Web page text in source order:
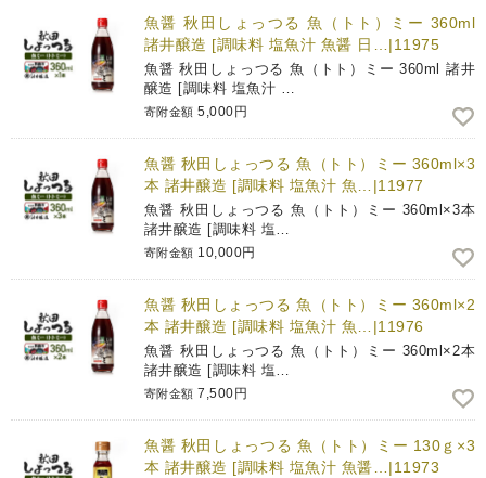
魚醤 秋田しょっつる 魚（トト）ミー 360ml
諸井醸造 [調味料 塩魚汁 魚醤 日…|11975
魚醤 秋田しょっつる 魚（トト）ミー 360ml 諸井
醸造 [調味料 塩魚汁 …
寄附金額 5,000円
魚醤 秋田しょっつる 魚（トト）ミー 360ml×3
本 諸井醸造 [調味料 塩魚汁 魚…|11977
魚醤 秋田しょっつる 魚（トト）ミー 360ml×3本
諸井醸造 [調味料 塩…
寄附金額 10,000円
魚醤 秋田しょっつる 魚（トト）ミー 360ml×2
本 諸井醸造 [調味料 塩魚汁 魚…|11976
魚醤 秋田しょっつる 魚（トト）ミー 360ml×2本
諸井醸造 [調味料 塩…
寄附金額 7,500円
魚醤 秋田しょっつる 魚（トト）ミー 130ｇ×3
本 諸井醸造 [調味料 塩魚汁 魚醤…|11973